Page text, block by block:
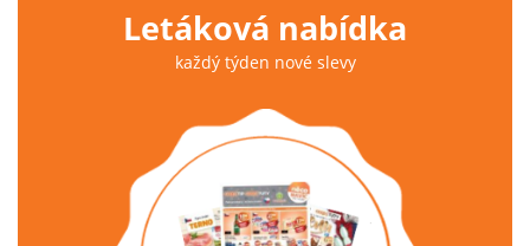
Letáková nabídka
každý týden nové slevy